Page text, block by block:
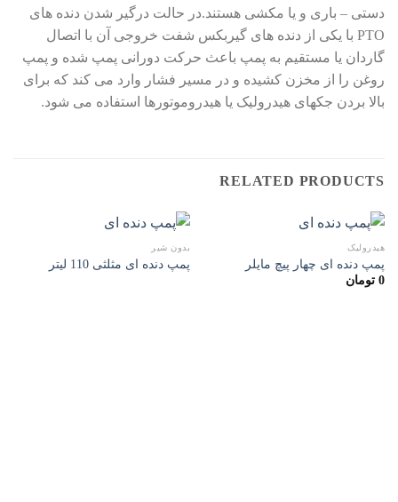
دستی – باری و یا مکشی هستند.در حالت درگیر شدن دنده های
PTO با یکی از دنده های گیربکس شفت خروجی آن با اتصال
گاردان یا مستقیم به پمپ باعث حرکت دورانی پمپ شده و پمپ
روغن را از مخزن کشیده و در مسیر فشار وارد می کند که برای
بالا بردن جکهای هیدرولیک یا هیدروموتورها استفاده می شود.
RELATED PRODUCTS
هیدرولیک
پمپ دنده ای چهار پیچ مایلر
0 تومان
بدون شیر
پمپ دنده ای مثلثی 110 لیتر